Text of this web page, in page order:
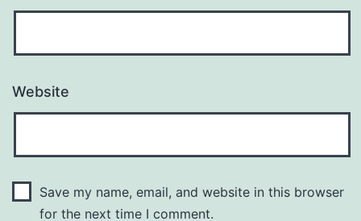
Website
Save my name, email, and website in this browser
for the next time I comment.